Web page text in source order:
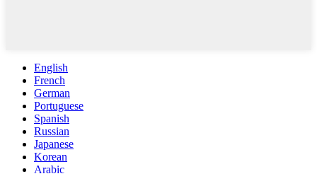
English
French
German
Portuguese
Spanish
Russian
Japanese
Korean
Arabic